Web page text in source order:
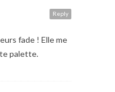
Reply
fade ! Elle me
palette.